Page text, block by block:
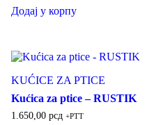
Додај у корпу
KUĆICE ZA PTICE
Kućica za ptice – RUSTIK
1.650,00 рсд +PTT